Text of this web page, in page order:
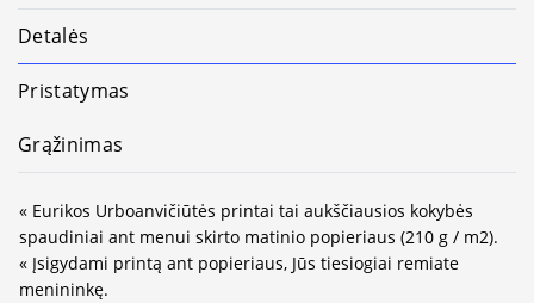
Detalės
Pristatymas
Grąžinimas
« Eurikos Urboanvičiūtės printai tai aukščiausios kokybės
spaudiniai ant menui skirto matinio popieriaus (210 g / m2).
« Įsigydami printą ant popieriaus, Jūs tiesiogiai remiate
menininkę.